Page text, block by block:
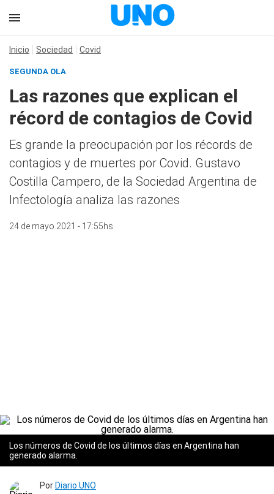
Inicio Sociedad Covid
SEGUNDA OLA
Las razones que explican el
récord de contagios de Covid
Es grande la preocupación por los récords de
contagios y de muertes por Covid. Gustavo
Costilla Campero, de la Sociedad Argentina de
Infectología analiza las razones
24 de mayo 2021 - 17:55hs
Los números de Covid de los últimos días en Argentina han
generado alarma.
Por Diario UNO